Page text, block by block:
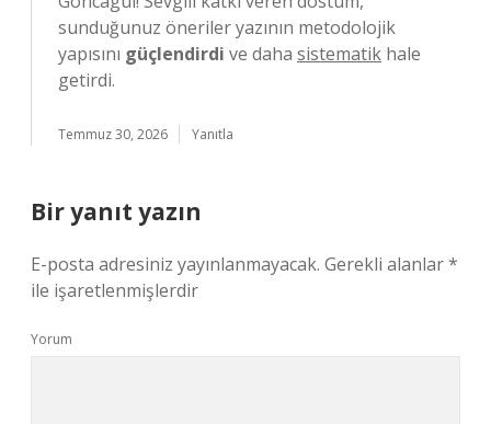
sunduğunuz öneriler yazının metodolojik
yapısını güçlendirdi ve daha sistematik hale
getirdi.
Temmuz 30, 2026 Yanıtla
Bir yanıt yazın
E-posta adresiniz yayınlanmayacak. Gerekli alanlar*
ile işaretlenmişlerdir
Yorum